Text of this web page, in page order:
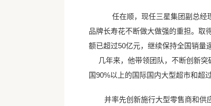
任在顺，现任三星集团副总经
品牌长寿花不断做大做强的重担。取
额已超过50亿元，继续保持全国销量
几年来，他带领团队，不断创新突
国90%以上的国际国内大型超市和超
并率先创新施行大型零售商和供